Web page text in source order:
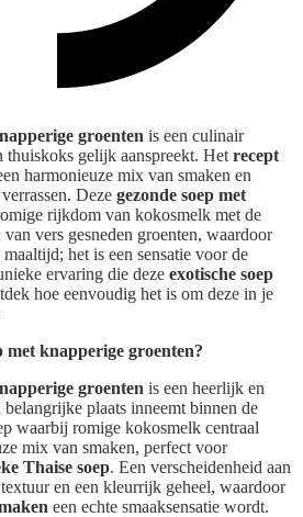
groenten is een culinair
thuiskoks gelijk aanspreekt. Het recept
harmonieuze mix van smaken en
Deze gezonde soep met
rijkdom van kokosmelk met de
vers gesneden groenten, waardoor
het is een sensatie voor de
ervaring die deze exotische soep
hoe eenvoudig het is om deze in je
met knapperige groenten?
groenten is een heerlijk en
belangrijke plaats inneemt binnen de
waarbij romige kokosmelk centraal
mix van smaken, perfect voor
Thaise soep. Een verscheidenheid aan
en een kleurrijk geheel, waardoor
een echte smaaksensatie wordt.